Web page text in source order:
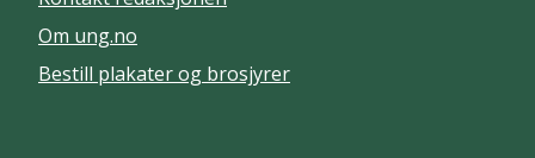
Om ung.no
Bestill plakater og brosjyrer